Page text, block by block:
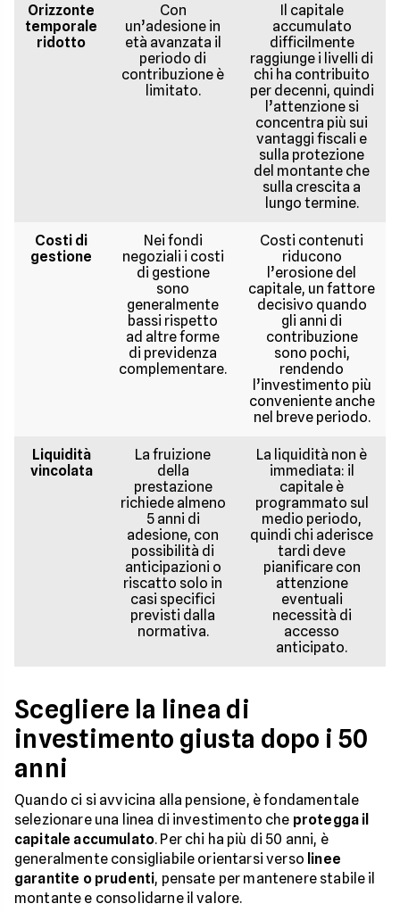
Orizzonte
temporale
ridotto
Con
un’adesione in
età avanzata il
periodo di
contribuzione è
limitato.
Il capitale
accumulato
difficilmente
raggiunge i livelli di
chi ha contribuito
per decenni, quindi
l’attenzione si
concentra più sui
vantaggi fiscali e
sulla protezione
del montante che
sulla crescita a
lungo termine.
Costi di
gestione
Nei fondi
negoziali i costi
di gestione
sono
generalmente
bassi rispetto
ad altre forme
di previdenza
complementare.
Costi contenuti
riducono
l’erosione del
capitale, un fattore
decisivo quando
gli anni di
contribuzione
sono pochi,
rendendo
l’investimento più
conveniente anche
nel breve periodo.
Liquidità
vincolata
La fruizione
della
prestazione
richiede almeno
5 anni di
adesione, con
possibilità di
anticipazioni o
riscatto solo in
casi specifici
previsti dalla
normativa.
La liquidità non è
immediata: il
capitale è
programmato sul
medio periodo,
quindi chi aderisce
tardi deve
pianificare con
attenzione
eventuali
necessità di
accesso
anticipato.
Scegliere la linea di
investimento giusta dopo i 50
anni
Quando ci si avvicina alla pensione, è fondamentale
selezionare una linea di investimento che protegga il
capitale accumulato. Per chi ha più di 50 anni, è
generalmente consigliabile orientarsi verso linee
garantite o prudenti, pensate per mantenere stabile il
montante e consolidarne il valore.